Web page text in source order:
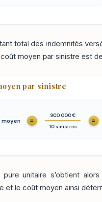
total des indemnités
moyen par sinistre est
par sinistre
moyen =
900 000 €
10 sinistres
=
pure unitaire s’obtient
et le coût moyen ainsi